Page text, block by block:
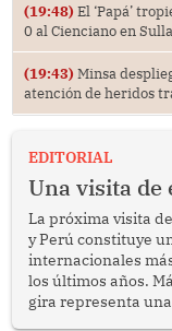
(19:48) El ‘Papá’
0 al Cienciano en
(19:43) Minsa
atención de heridos
EDITORIAL
Una visita de
La próxima visita
y Perú constituye
internacionales
los últimos años.
gira representa